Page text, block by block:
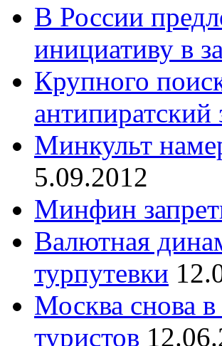
В России
инициативу в
Крупного
антипиратский
Минкульт
5.09.2012
Минфин
Валютная
турпутевки
Москва снова
туристов